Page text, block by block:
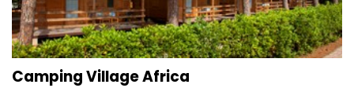
Camping Village Africa